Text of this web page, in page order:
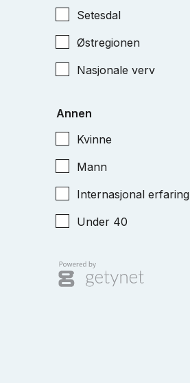
Setesdal
Østregionen
Nasjonale verv
Annen
Kvinne
Mann
Internasjonal erfaring
Under 40